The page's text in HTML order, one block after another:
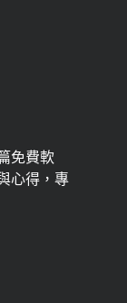
免費軟
心得，專